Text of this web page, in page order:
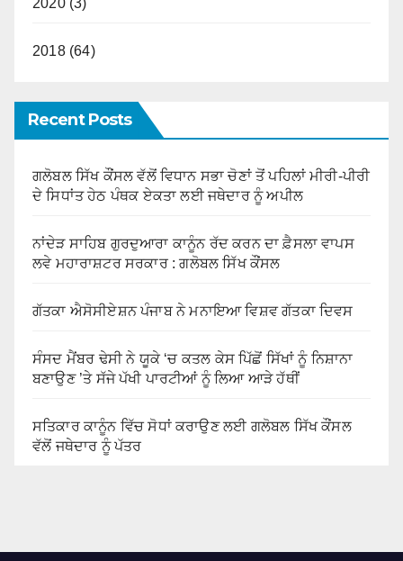
2018 (64)
Recent Posts
ਗਲੋਬਲ ਸਿੱਖ ਕੌਂਸਲ ਵੱਲੋਂ ਵਿਧਾਨ ਸਭਾ ਚੋਣਾਂ ਤੋਂ ਪਹਿਲਾਂ ਮੀਰੀ-ਪੀਰੀ
ਦੇ ਸਿਧਾਂਤ ਹੇਠ ਪੰਥਕ ਏਕਤਾ ਲਈ ਜਥੇਦਾਰ ਨੂੰ ਅਪੀਲ
ਨਾਂਦੇੜ ਸਾਹਿਬ ਗੁਰਦੁਆਰਾ ਕਾਨੂੰਨ ਰੱਦ ਕਰਨ ਦਾ ਫ਼ੈਸਲਾ ਵਾਪਸ
ਲਵੇ ਮਹਾਰਾਸ਼ਟਰ ਸਰਕਾਰ : ਗਲੋਬਲ ਸਿੱਖ ਕੌਂਸਲ
ਗੱਤਕਾ ਐਸੋਸੀਏਸ਼ਨ ਪੰਜਾਬ ਨੇ ਮਨਾਇਆ ਵਿਸ਼ਵ ਗੱਤਕਾ ਦਿਵਸ
ਸੰਸਦ ਮੈਂਬਰ ਢੇਸੀ ਨੇ ਯੂਕੇ ‘ਚ ਕਤਲ ਕੇਸ ਪਿੱਛੋਂ ਸਿੱਖਾਂ ਨੂੰ ਨਿਸ਼ਾਨਾ
ਬਣਾਉਣ ’ਤੇ ਸੱਜੇ ਪੱਖੀ ਪਾਰਟੀਆਂ ਨੂੰ ਲਿਆ ਆੜੇ ਹੱਥੀਂ
ਸਤਿਕਾਰ ਕਾਨੂੰਨ ਵਿੱਚ ਸੋਧਾਂ ਕਰਾਉਣ ਲਈ ਗਲੋਬਲ ਸਿੱਖ ਕੌਂਸਲ
ਵੱਲੋਂ ਜਥੇਦਾਰ ਨੂੰ ਪੱਤਰ